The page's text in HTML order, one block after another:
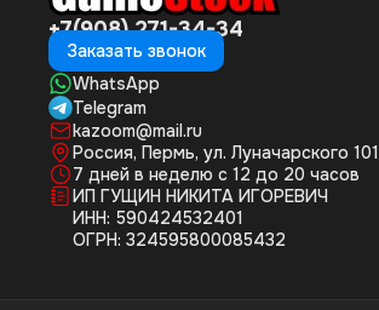
+7(908) 271-34-34
Заказать звонок
WhatsApp
Telegram
kazoom@mail.ru
Россия, Пермь, ул. Луначарского 101
7 дней в неделю с 12 до 20 часов
ИП ГУЩИН НИКИТА ИГОРЕВИЧ
ИНН: 590424532401
ОГРН: 324595800085432